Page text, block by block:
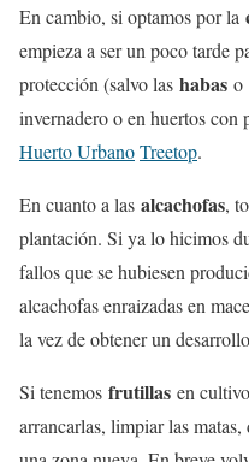
En cambio, si optamos por la
empieza a ser un poco tarde
protección (salvo las habas o
invernadero o en huertos
Huerto UrbanoTreetop.
En cuanto a las alcachofas,
plantación. Si ya lo hicimos
fallos que se hubiesen
alcachofas enraizadas en
la vez de obtener un
Si tenemos frutillas en
arrancarlas, limpiar las